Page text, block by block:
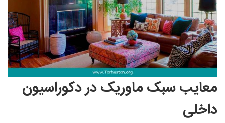
معایب سبک ماوریک در دکوراسیون
داخلی